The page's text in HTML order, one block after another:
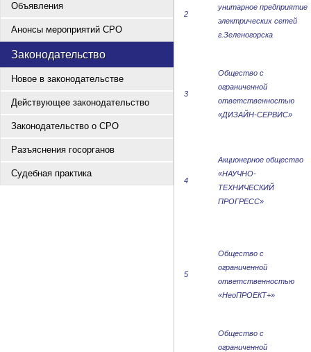
Объявления
Анонсы мероприятий СРО
Законодательство
Новое в законодательстве
Действующее законодательство
Законодательство о СРО
Разъяснения госорганов
Судебная практика
2
унитарное предприятие
электрических сетей
г.Зеленогорска
3
Общество с
ограниченной
ответственностью
«ДИЗАЙН-СЕРВИС»
4
Акционерное общество
«НАУЧНО-
ТЕХНИЧЕСКИЙ
ПРОГРЕСС»
5
Общество с
ограниченной
ответственностью
«НеоПРОЕКТ+»
Общество с
ограниченной